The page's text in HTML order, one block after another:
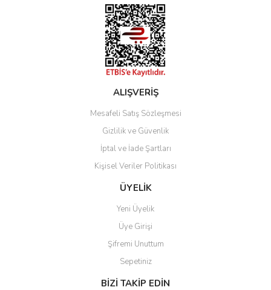
ALIŞVERİŞ
Mesafeli Satış Sözleşmesi
Gizlilik ve Güvenlik
İptal ve İade Şartları
Kişisel Veriler Politikası
ÜYELİK
Yeni Üyelik
Üye Girişi
Şifremi Unuttum
Sepetiniz
BİZİ TAKİP EDİN